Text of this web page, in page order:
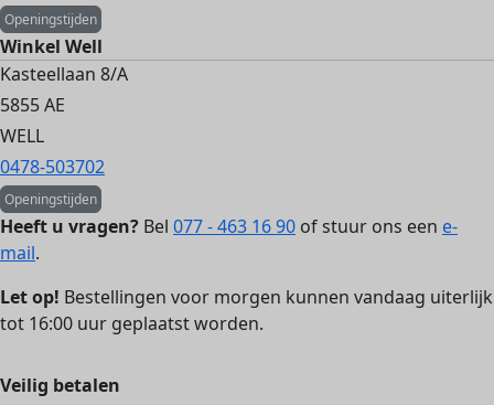
Openingstijden
Winkel Well
Kasteellaan 8/A
5855 AE
WELL
0478-503702
Openingstijden
Heeft u vragen? Bel 077 - 463 16 90 of stuur ons een e-
mail.
Let op! Bestellingen voor morgen kunnen vandaag uiterlijk
tot 16:00 uur geplaatst worden.
Veilig betalen